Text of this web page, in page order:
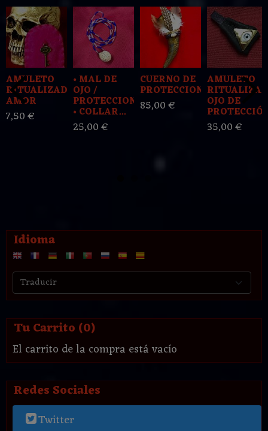
Idioma
Tu Carrito (0)
El carrito de la compra está vacío
Redes Sociales
Twitter
AMULETO
RITUALIZADO
AMOR
7,50 €
• MAL DE
OJO /
PROTECCION
• COLLAR...
25,00 €
CUERNO DE
PROTECCION
85,00 €
AMULETO
OJO DE
35,00 €